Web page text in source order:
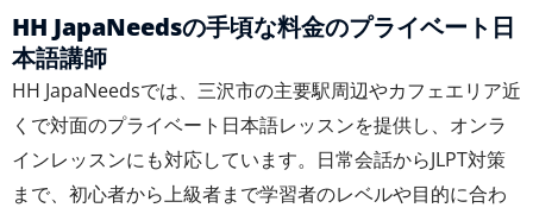
HH JapaNeedsの手頃な料金のプライベート日
本語講師
HH JapaNeedsでは、三沢市の主要駅周辺やカフェエリア近
くで対面のプライベート日本語レッスンを提供し、オンラ
インレッスンにも対応しています。日常会話からJLPT対策
まで、初心者から上級者まで学習者のレベルや目的に合わ